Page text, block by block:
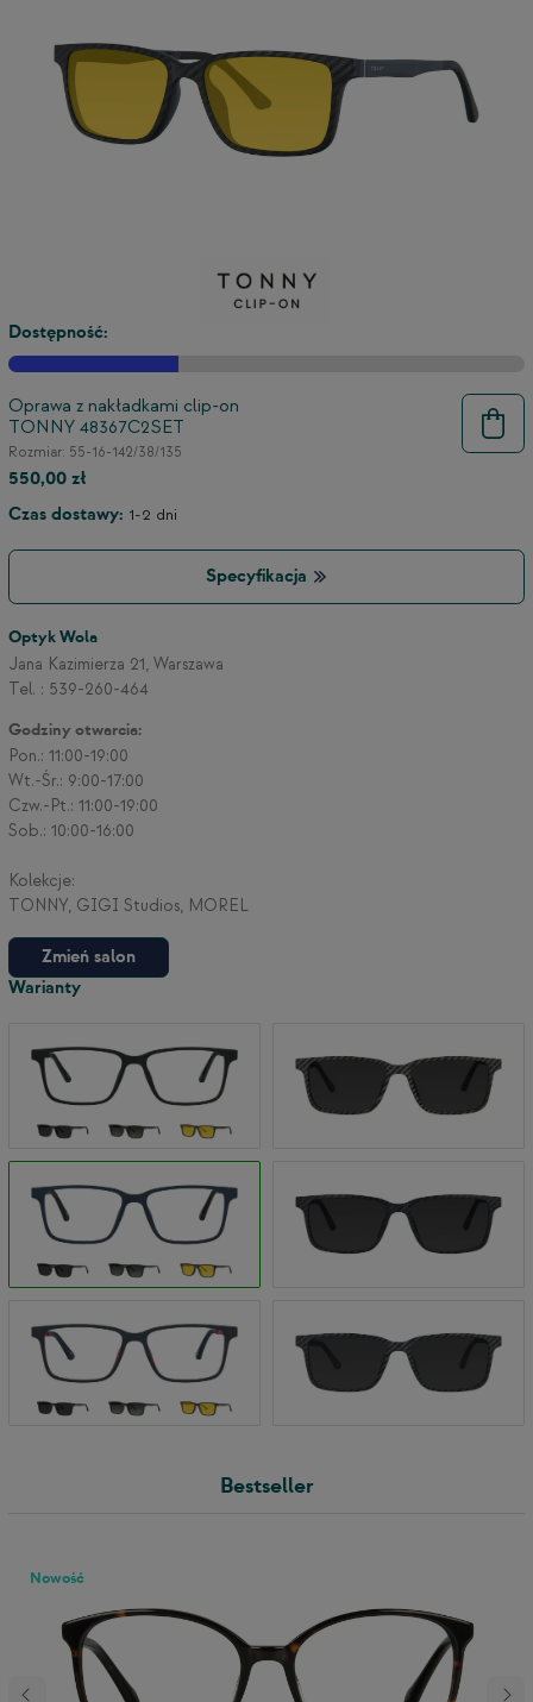
Dostępność:
Oprawa z nakładkami clip-on
TONNY 48367C2SET
Rozmiar: 55-16-142/38/135
550,00 zł
Czas dostawy: 1-2 dni
Specyfikacja
Optyk Wola
Jana Kazimierza 21, Warszawa
Tel. : 539-260-464
Godziny otwarcia:
Zmień salon
Pon.: 11:00-19:00
Wt.-Śr.: 9:00-17:00
Czw.-Pt.: 11:00-19:00
Sob.: 10:00-16:00
Kolekcje:
TONNY, GIGI Studios, MOREL
Warianty
Bestseller
Nowość